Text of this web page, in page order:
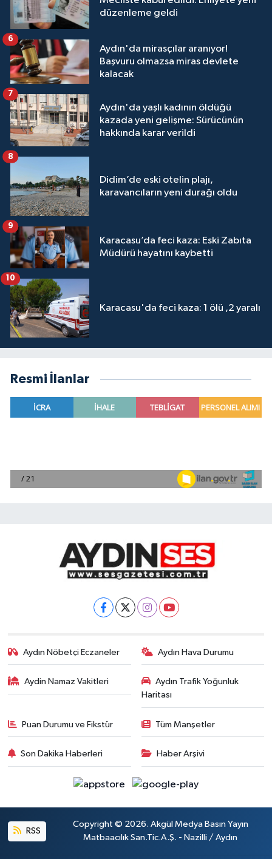
düzenleme geldi
Aydın'da mirasçılar aranıyor!
Başvuru olmazsa miras devlete
kalacak
6
Aydın'da yaşlı kadının öldüğü
kazada yeni gelişme: Sürücünün
hakkında karar verildi
7
Didim’de eski otelin plajı,
karavancıların yeni durağı oldu
8
Karacasu’da feci kaza: Eski Zabıta
Müdürü hayatını kaybetti
9
Karacasu'da feci kaza: 1 ölü ,2 yaralı
10
Resmi İlanlar
Aydın Nöbetçi Eczaneler Aydın Hava Durumu
Aydin Namaz Vakitleri
Aydın Trafik Yoğunluk
Haritası
Puan Durumu ve Fikstür Tüm Manşetler
Son Dakika Haberleri Haber Arşivi
RSS
Copyright © 2026. Akgül Medya Basın Yayın
Matbaacılık San.Tic.A.Ş. - Nazilli / Aydın